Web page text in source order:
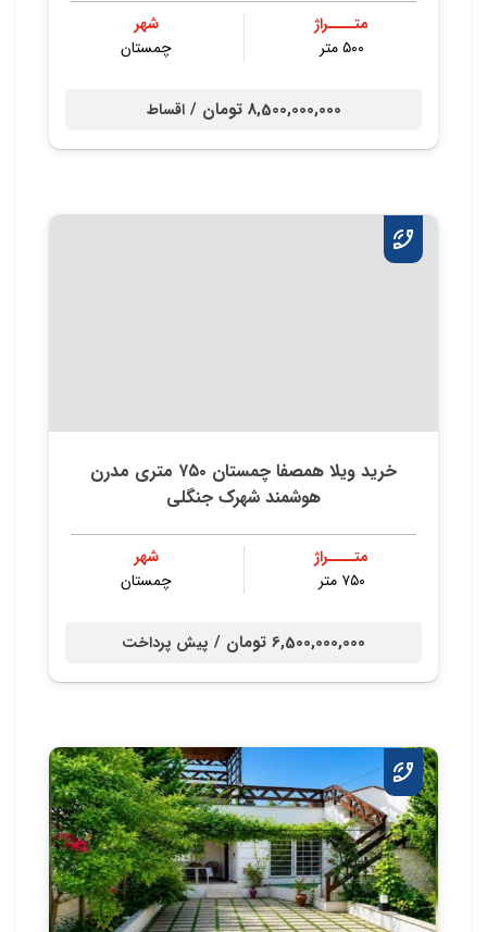
متــــراژ
۵۰۰ متر
شهر
چمستان
8,500,000,000 تومان / اقساط
خرید ویلا همصفا چمستان ۷۵۰ متری مدرن
هوشمند شهرک جنگلی
متــــراژ
۷۵۰ متر
شهر
چمستان
6,500,000,000 تومان / پیش پرداخت